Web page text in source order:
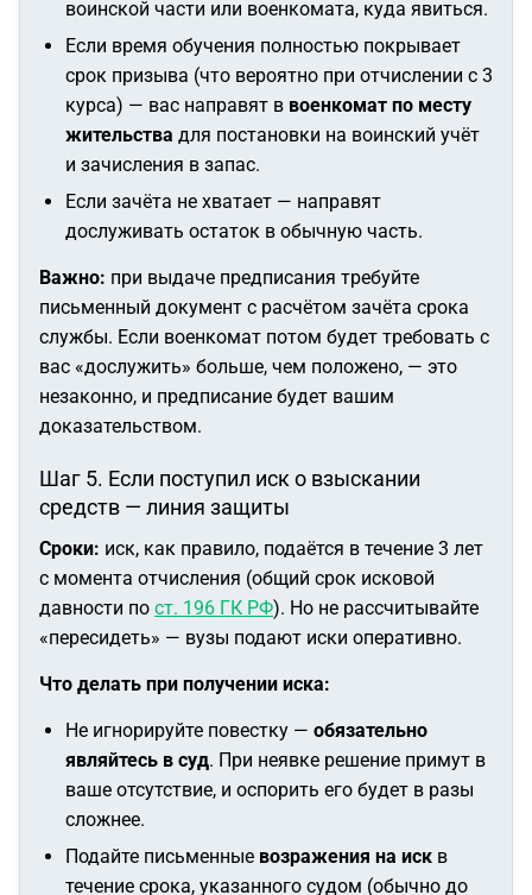
воинской части или военкомата, куда явиться.
Если время обучения полностью покрывает
срок призыва (что вероятно при отчислении с 3
курса) — вас направят в военкомат по месту
жительства для постановки на воинский учёт
и зачисления в запас.
Если зачёта не хватает — направят
дослуживать остаток в обычную часть.
Важно: при выдаче предписания требуйте
письменный документ с расчётом зачёта срока
службы. Если военкомат потом будет требовать с
вас «дослужить» больше, чем положено, — это
незаконно, и предписание будет вашим
доказательством.
Шаг 5. Если поступил иск о взыскании
средств — линия защиты
Сроки: иск, как правило, подаётся в течение 3 лет
с момента отчисления (общий срок исковой
давности по ст. 196 ГК РФ). Но не рассчитывайте
«пересидеть» — вузы подают иски оперативно.
Что делать при получении иска:
Не игнорируйте повестку — обязательно
являйтесь в суд. При неявке решение примут в
ваше отсутствие, и оспорить его будет в разы
сложнее.
Подайте письменные возражения на иск в
течение срока, указанного судом (обычно до